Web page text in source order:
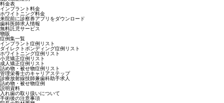
料金表
インプラント料金
ホワイトニング料金
来院前に診察券アプリをダウンロード
歯科医師求人情報
無料託児サービス
物販
症例集一覧
インプラント症例リスト
ダイレクトボンディング症例リスト
ホワイトニング症例リスト
小児矯正症例リスト
成人矯正症例リスト
詰め物・被せ物症例リスト
管理栄養士のキャリアステップ
診療放射線技師兼歯科助手求人
詰め物・被せ物症例
説明資料
入れ歯の取り扱いについて
手術後の注意事項